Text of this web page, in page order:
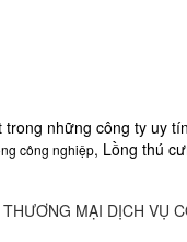
những công ty uy
công nghiệp, Lồng thú
MẠI DỊCH VỤ